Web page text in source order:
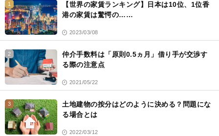
ク
1
【世界の家賃ランキング】日本は10位、1位香
港の家賃は驚愕の……
2023/03/08
2
仲介手数料は「原則0.5ヵ月」借り手が交渉す
る際の注意点
2021/05/22
3
土地建物の按分はどのように決める？問題にな
る場合とは
2022/03/12